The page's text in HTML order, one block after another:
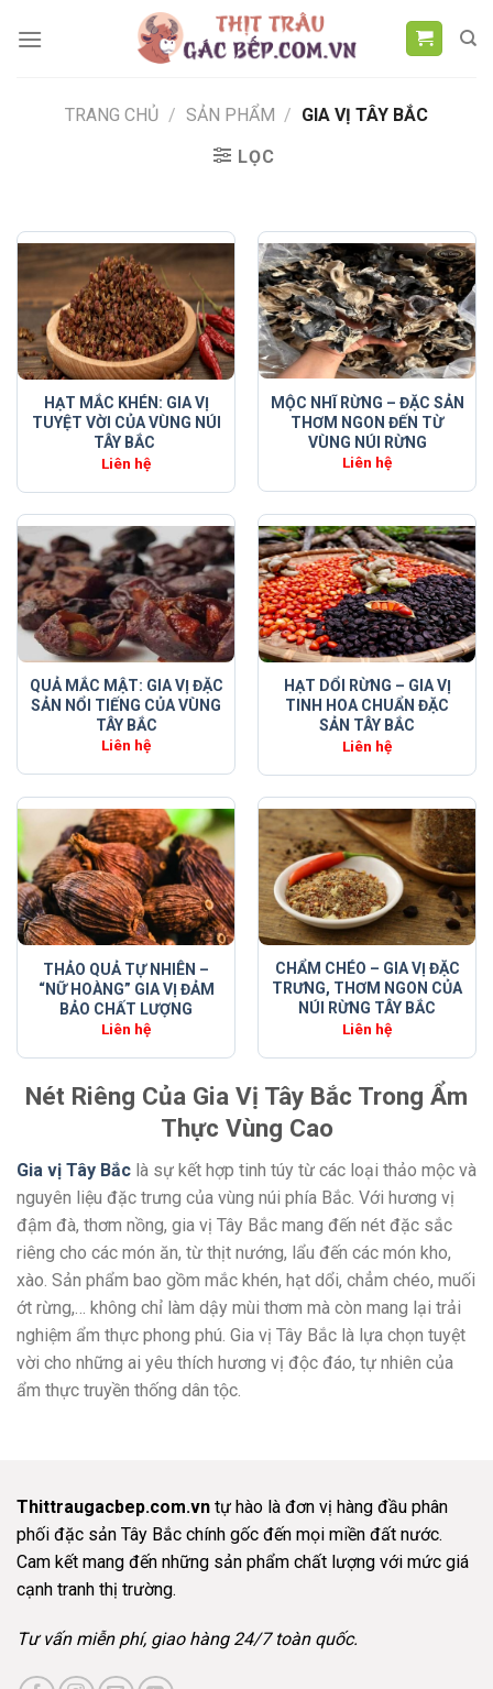
đến
TRANG CHỦ / SẢN PHẨM / GIA VỊ TÂY BẮC
LỌC
HẠT MẮC KHÉN: GIA VỊ
TUYỆT VỜI CỦA VÙNG NÚI
TÂY BẮC
Liên hệ
MỘC NHĨ RỪNG – ĐẶC SẢN
THƠM NGON ĐẾN TỪ
VÙNG NÚI RỪNG
Liên hệ
QUẢ MẮC MẬT: GIA VỊ ĐẶC
SẢN NỔI TIẾNG CỦA VÙNG
TÂY BẮC
Liên hệ
HẠT DỔI RỪNG – GIA VỊ
TINH HOA CHUẨN ĐẶC
SẢN TÂY BẮC
Liên hệ
THẢO QUẢ TỰ NHIÊN –
“NỮ HOÀNG” GIA VỊ ĐẢM
BẢO CHẤT LƯỢNG
Liên hệ
CHẨM CHÉO – GIA VỊ ĐẶC
TRƯNG, THƠM NGON CỦA
NÚI RỪNG TÂY BẮC
Liên hệ
Nét Riêng Của Gia Vị Tây Bắc Trong Ẩm
Thực Vùng Cao
Gia vị Tây Bắc là sự kết hợp tinh túy từ các loại thảo mộc và
nguyên liệu đặc trưng của vùng núi phía Bắc. Với hương vị
đậm đà, thơm nồng, gia vị Tây Bắc mang đến nét đặc sắc
riêng cho các món ăn, từ thịt nướng, lẩu đến các món kho,
xào. Sản phẩm bao gồm mắc khén, hạt dổi, chẳm chéo, muối
ớt rừng,… không chỉ làm dậy mùi thơm mà còn mang lại trải
nghiệm ẩm thực phong phú. Gia vị Tây Bắc là lựa chọn tuyệt
vời cho những ai yêu thích hương vị độc đáo, tự nhiên của
ẩm thực truyền thống dân tộc.
Thittraugacbep.com.vn tự hào là đơn vị hàng đầu phân
phối đặc sản Tây Bắc chính gốc đến mọi miền đất nước.
Cam kết mang đến những sản phẩm chất lượng với mức giá
cạnh tranh thị trường.
Tư vấn miễn phí, giao hàng 24/7 toàn quốc.